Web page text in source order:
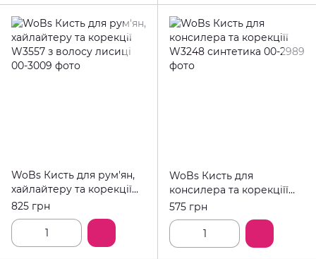
WoBs Кисть для рум'ян,
хайлайтеру та корекції
W3557 з волосу лисиці
825 грн
WoBs Кисть для
консилера та корекціїї
W3248 синтетика
575 грн